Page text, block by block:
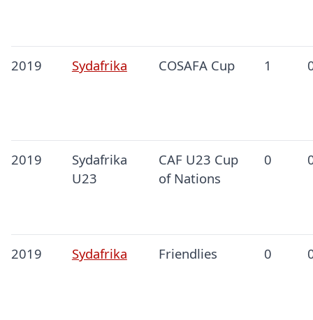
2019 Sydafrika COSAFA Cup 1
2019
Sydafrika
U23
CAF U23 Cup
of Nations
0
2019 Sydafrika Friendlies 0